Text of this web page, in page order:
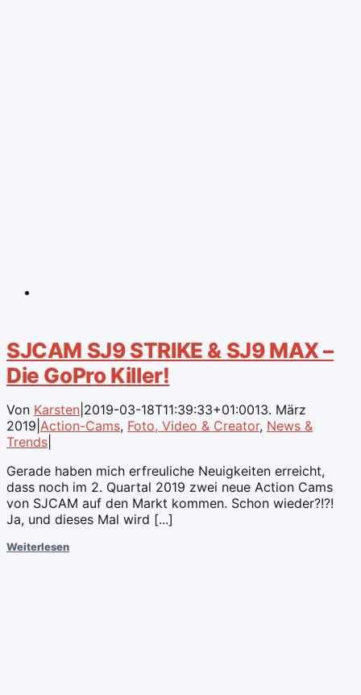
SJCAM SJ9 STRIKE & SJ9 MAX –
Die GoPro Killer!
Von Karsten 2019-03-18T11:39:33+01:0013. März
2019 Action-Cams, Foto, Video & Creator, News &
Trends
Gerade haben mich erfreuliche Neuigkeiten erreicht,
dass noch im 2. Quartal 2019 zwei neue Action Cams
von SJCAM auf den Markt kommen. Schon wieder?!?!
Ja, und dieses Mal wird [...]
Weiterlesen